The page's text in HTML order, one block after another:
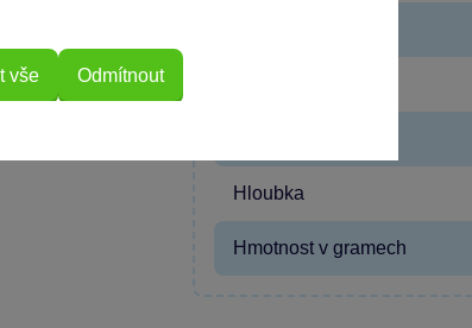
Hloubka
Hmotnost v gramech
Odmítnout
vše